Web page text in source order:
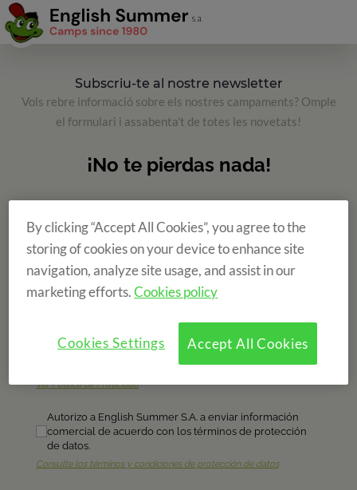
Subscriu-te al nostre newsletter
Vols rebre informació sobre els nostres campaments? Omple
el formulari i assabenta't de totes les novetats!
By clicking “Accept All Cookies”, you agree to the
storing of cookies on your device to enhance site
navigation, analyze site usage, and assist in our
marketing efforts.Cookies policy
Accept All Cookies
Cookies Settings